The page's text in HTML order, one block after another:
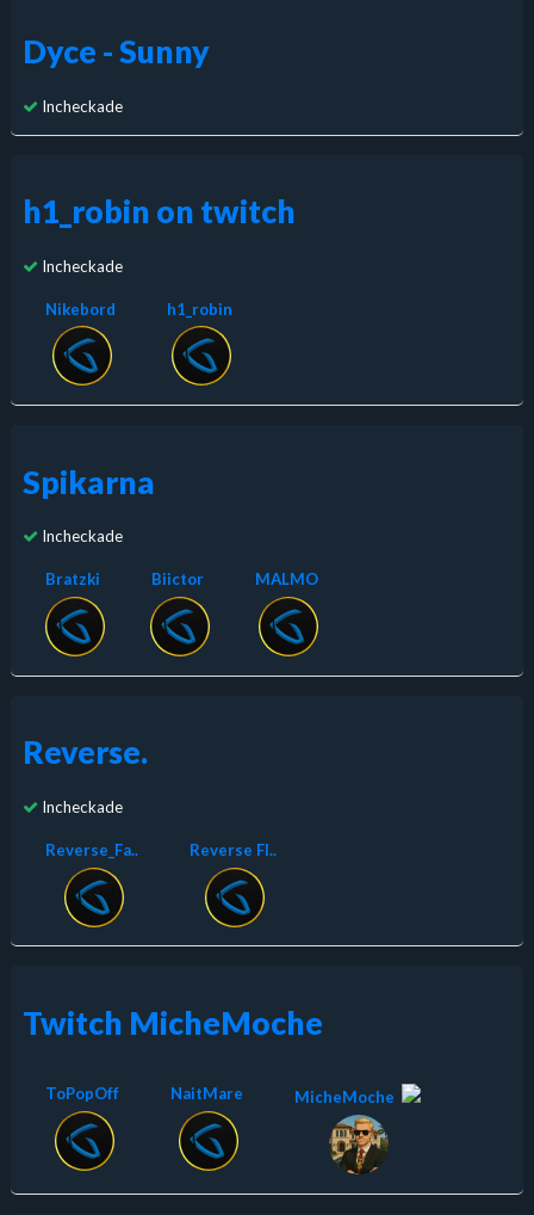
Dyce - Sunny
Incheckade
h1_robin on twitch
Incheckade
Nikebord h1_robin
Spikarna
Incheckade
Bratzki Biictor MALMO
Reverse.
Incheckade
Reverse_Fa.. Reverse Fl..
Twitch MicheMoche
ToPopOff NaitMare MicheMoche